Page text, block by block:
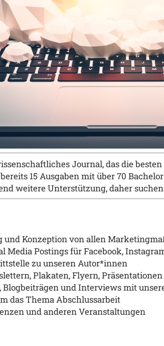
Journal, das die
15Ausgaben mitüber 70
weitere Unterstützung, daher
und Konzeption von allen Marketingma
Media Postings für Facebook,
zu unseren Autor*innen
Plakaten, Flyern, Präsentationen
Blogbeiträgen und Interviews mit
das Thema Abschlussarbeit
und anderen Veranstaltungen